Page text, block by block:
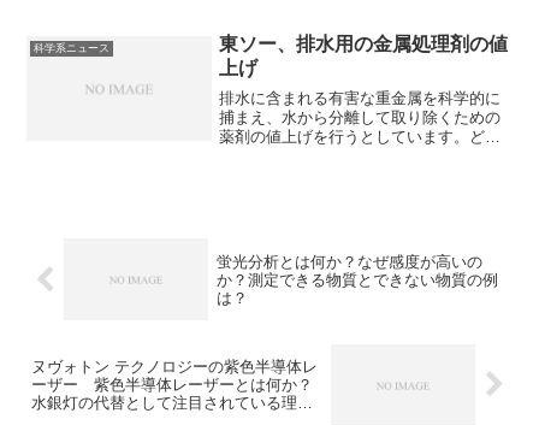
で、今あるエンジン文化を生かしなが
ら、CO₂ゼロに近い世界を目指せる点が
水素エンジンの最大の魅力です。水素エ
ンジンの特徴や課題などを知ることがで
きます。
科学系ニュース
東ソー、排水用の金属処理剤の値
上げ
排水に含まれる有害な重金属を科学的に
捕まえ、水から分離して取り除くための
薬剤の値上げを行うとしています。どの
蛍光分析とは何か？なぜ感度が高いの
か？測定できる物質とできない物質の例
は？
ヌヴォトン テクノロジーの紫色半導体レ
ーザー 紫色半導体レーザーとは何か？
水銀灯の代替として注目されている理由